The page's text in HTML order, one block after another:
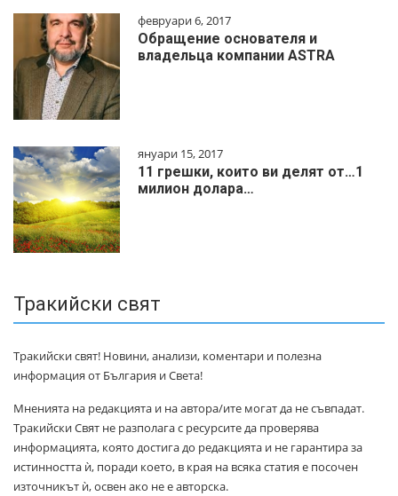
февруари 6, 2017
Обращение основателя и
владельца компании ASTRA
януари 15, 2017
11 грешки, които ви делят от…1
милиoн дoлapa…
Тракийски свят
Тракийски свят! Новини, анализи, коментари и полезна
информация от България и Света!
Мненията на редакцията и на автора/ите могат да не съвпадат.
Тракийски Свят не разполага с ресурсите да проверява
информацията, която достига до редакцията и не гарантира за
истинността ѝ, поради което, в края на всяка статия е посочен
източникът ѝ, освен ако не е авторска.